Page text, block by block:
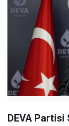
DEVA Partisi